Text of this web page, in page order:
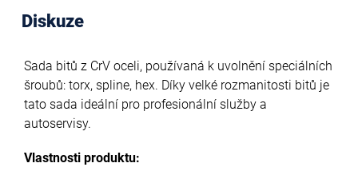
Diskuze
Sada bitů z CrV oceli, používaná k uvolnění speciálních
šroubů: torx, spline, hex. Díky velké rozmanitosti bitů je
tato sada ideální pro profesionální služby a
autoservisy.
Vlastnosti produktu: